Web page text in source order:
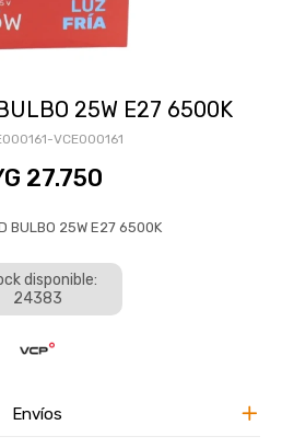
25W E27 6500K
VCE000161
27.750
BULBO 25W E27 6500K
disponible:
24383
Envíos